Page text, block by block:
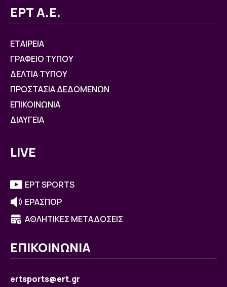
ΕΡΤ Α.Ε.
ΕΤΑΙΡΕΙΑ
ΓΡΑΦΕΙΟ ΤΥΠΟΥ
ΔΕΛΤΙΑ ΤΥΠΟΥ
ΠΡΟΣΤΑΣΙΑ ΔΕΔΟΜΕΝΩΝ
ΕΠΙΚΟΙΝΩΝΙΑ
ΔΙΑΥΓΕΙΑ
LIVE
ΕΡΤ SPORTS
ΕΡΑΣΠΟΡ
ΑΘΛΗΤΙΚΕΣ ΜΕΤΑΔΟΣΕΙΣ
ΕΠΙΚΟΙΝΩΝΙΑ
ertsports@ert.gr